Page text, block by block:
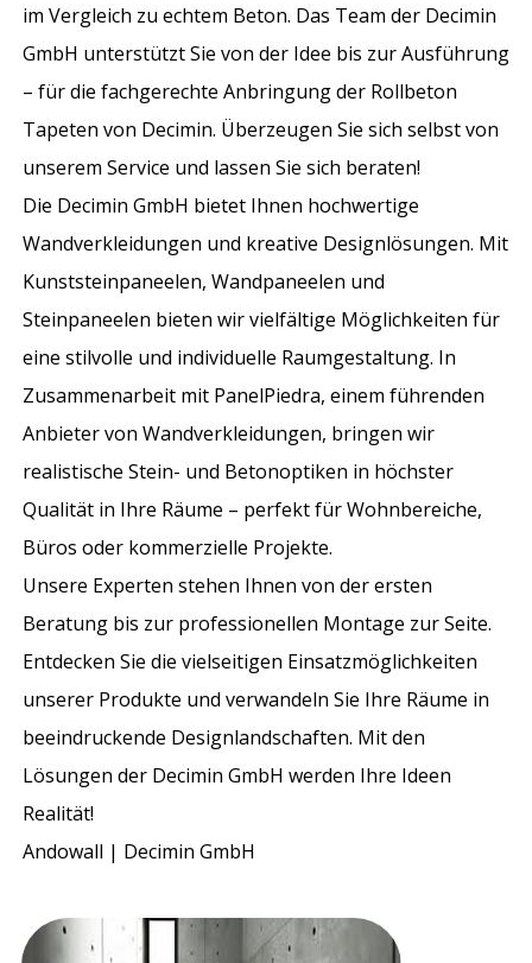
im Vergleich zu echtem Beton. Das Team der Decimin
GmbH unterstützt Sie von der Idee bis zur Ausführung
– für die fachgerechte Anbringung der Rollbeton
Tapeten von Decimin. Überzeugen Sie sich selbst von
unserem Service und lassen Sie sich beraten!
Die Decimin GmbH bietet Ihnen hochwertige
Wandverkleidungen und kreative Designlösungen. Mit
Kunststeinpaneelen, Wandpaneelen und
Steinpaneelen bieten wir vielfältige Möglichkeiten für
eine stilvolle und individuelle Raumgestaltung. In
Zusammenarbeit mit PanelPiedra, einem führenden
Anbieter von Wandverkleidungen, bringen wir
realistische Stein- und Betonoptiken in höchster
Qualität in Ihre Räume – perfekt für Wohnbereiche,
Büros oder kommerzielle Projekte.
Unsere Experten stehen Ihnen von der ersten
Beratung bis zur professionellen Montage zur Seite.
Entdecken Sie die vielseitigen Einsatzmöglichkeiten
unserer Produkte und verwandeln Sie Ihre Räume in
beeindruckende Designlandschaften. Mit den
Lösungen der Decimin GmbH werden Ihre Ideen
Realität!
Andowall | Decimin GmbH